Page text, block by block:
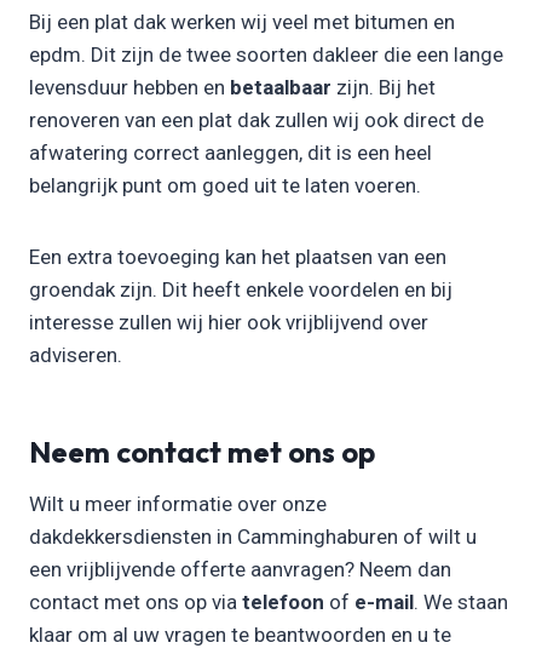
Bij een plat dak werken wij veel met bitumen en
epdm. Dit zijn de twee soorten dakleer die een lange
levensduur hebben en betaalbaar zijn. Bij het
renoveren van een plat dak zullen wij ook direct de
afwatering correct aanleggen, dit is een heel
belangrijk punt om goed uit te laten voeren.
Een extra toevoeging kan het plaatsen van een
groendak zijn. Dit heeft enkele voordelen en bij
interesse zullen wij hier ook vrijblijvend over
adviseren.
Neem contact met ons op
Wilt u meer informatie over onze
dakdekkersdiensten in Camminghaburen of wilt u
een vrijblijvende offerte aanvragen? Neem dan
contact met ons op via telefoon of e-mail. We staan
klaar om al uw vragen te beantwoorden en u te